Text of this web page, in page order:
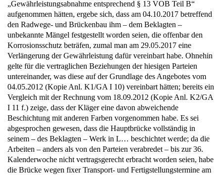
„Gewährleistungsabnahme entsprechend § 13 VOB Teil B“
aufgenommen hätten, ergebe sich, dass am 04.10.2017 betreffend
den Radwege- und Brückenbau ihm – dem Beklagten –
unbekannte Mängel festgestellt worden seien, die offenbar den
Korrosionsschutz beträfen, zumal man am 29.05.2017 eine
Verlängerung der Gewährleistung dafür vereinbart habe. Ohnehin
gelte für die vertraglichen Beziehungen der hiesigen Parteien
untereinander, was diese auf der Grundlage des Angebotes vom
04.05.2012 (Kopie Anl. K1/GA I 10) vereinbart hätten; bereits ein
Vergleich mit der Rechnung vom 18.09.2012 (Kopie Anl. K2/GA
I 11 f.) zeige, dass der Kläger eine davon abweichende
Beschichtung mit anderen Farben vorgenommen habe. Es sei
abgesprochen gewesen, dass die Hauptbrücke vollständig in
seinem – des Beklagten – Werk in L… beschichtet werde; da die
Arbeiten – anders als von den Parteien verabredet – bis zur 36.
Kalenderwoche nicht vertragsgerecht erbracht worden seien, habe
die Brücke wegen fixer Transport- und Fertigstellungstermine am